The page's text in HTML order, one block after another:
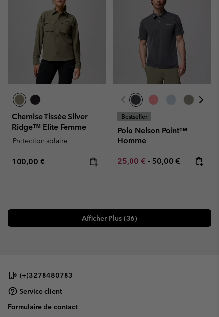
Chemise Tissée Silver
Ridge™ Elite Femme
Protection solaire
Regular price:
100,00 €
Bestseller
Polo Nelson Point™
Homme
Minimum sale price:
25,00 € - Maximum price:
50,00 €
Afficher Plus (36)
(+)3278480783
Service client
Formulaire de contact